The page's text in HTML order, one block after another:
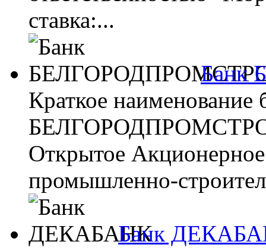
ставка:...
Банк
Краткое наименование
Открытое
промышленно-
Банк